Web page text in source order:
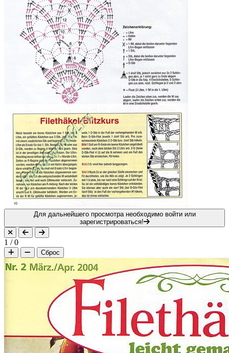
Для дальнейшего просмотра необходимо войти или
зарегистрироваться!
1 /0
Сброс